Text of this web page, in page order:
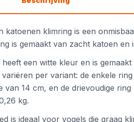
katoenen klimring is een
is gemaakt van zacht katoen
heeft een witte kleur en is
per variant: de enkele
van 14 cm, en de drievoudige
kg.
is ideaal voor vogels die graag